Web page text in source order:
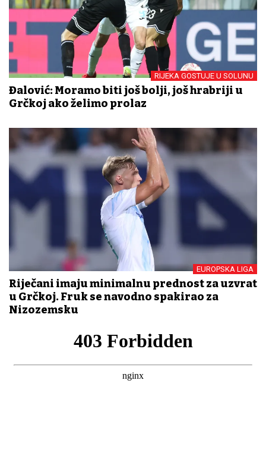
RIJEKA GOSTUJE U SOLUNU
Đalović: Moramo biti još bolji, još hrabriji u
Grčkoj ako želimo prolaz
EUROPSKA LIGA
Riječani imaju minimalnu prednost za uzvrat
u Grčkoj. Fruk se navodno spakirao za
Nizozemsku